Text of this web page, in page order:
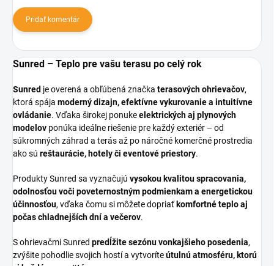
Pridať komentár
Sunred – Teplo pre vašu terasu po celý rok
Sunred je overená a obľúbená značka terasových ohrievačov,
ktorá spája moderný dizajn, efektívne vykurovanie a intuitívne
ovládanie. Vďaka širokej ponukeelektrických aj plynových
modelov ponúka ideálne riešenie pre každý exteriér – od
súkromných záhrad a terás až po náročné komerčné prostredia
ako sú reštaurácie, hotely či eventové priestory.
Produkty Sunred sa vyznačujú vysokou kvalitou spracovania,
odolnosťou voči poveternostným podmienkam a energetickou
účinnosťou, vďaka čomu si môžete dopriať komfortné teplo aj
počas chladnejších dní a večerov.
S ohrievačmi Sunred predĺžite sezónu vonkajšieho posedenia,
zvýšite pohodlie svojich hostí a vytvoríteútulnú atmosféru, ktorú